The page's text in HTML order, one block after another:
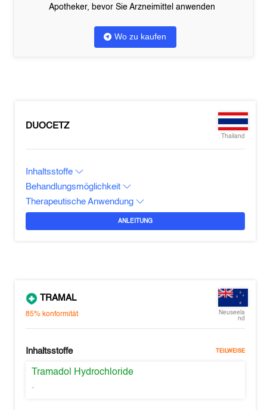
Apotheker, bevor Sie Arzneimittel anwenden
Wo zu kaufen
DUOCETZ
Thailand
Inhaltsstoffe
Behandlungsmöglichkeit
Therapeutische Anwendung
ANLEITUNG
TRAMAL
85% konformität
Neuseela
nd
Inhaltsstoffe TEILWEISE
Tramadol Hydrochloride
-